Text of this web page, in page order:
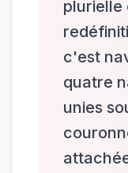
plurielle
c'est
quatre
unies